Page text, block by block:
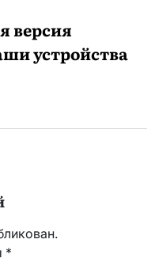
версия
устройства
*